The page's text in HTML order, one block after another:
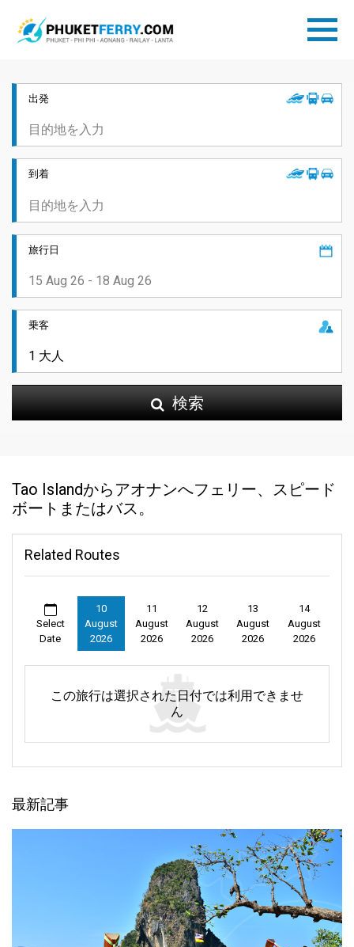
出発
到着
旅行日
乗客
検索
Tao Islandからアオナンへフェリー、スピード
ボートまたはバス。
Related Routes
Select
Date
10
August
2026
11
August
2026
12
August
2026
13
August
2026
14
August
2026
この旅行は選択された日付では利用できませ
ん
最新記事